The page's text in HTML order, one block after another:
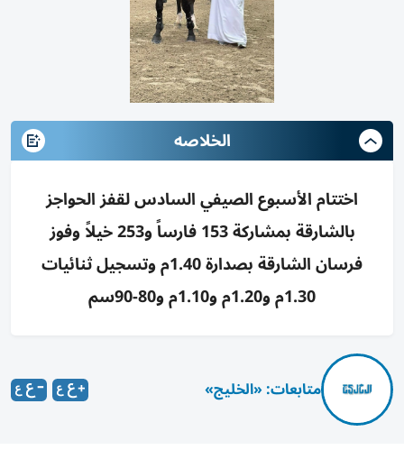
الخلاصه
اختتام الأسبوع الصيفي السادس لقفز الحواجز
بالشارقة بمشاركة 153 فارساً و253 خيلاً وفوز
فرسان الشارقة بصدارة 1.40م وتسجيل ثنائيات
1.30م و1.20م و1.10م و80-90سم
متابعات: «الخليج»